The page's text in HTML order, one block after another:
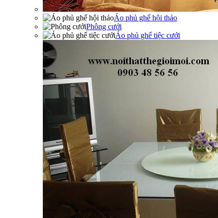
Áo phủ ghế hội thảo
Phông cưới
Áo phủ ghế tiệc cưới